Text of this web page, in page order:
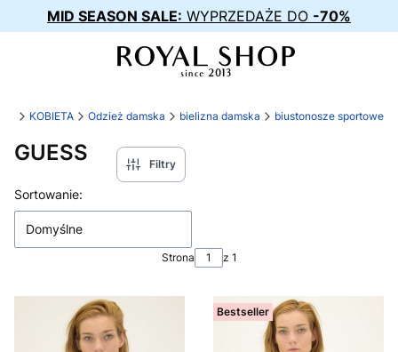
MID SEASON SALE: WYPRZEDAŻE DO -70%
KOBIETA Odzież damska bielizna damska biustonosze sportowe
GUESS Filtry
Lista produktów
Sortowanie:
Domyślne
Strona z 1
Bestseller